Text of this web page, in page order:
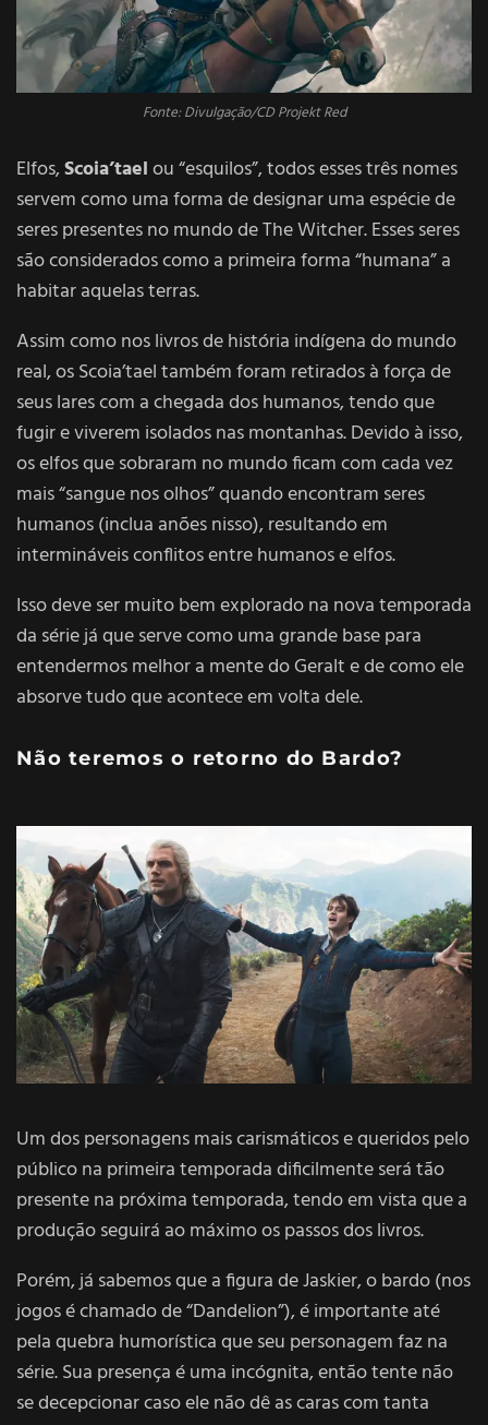
Fonte: Divulgação/CD Projekt Red
Elfos,Scoia’taelou “esquilos”, todos esses três nomes
servem como uma forma de designar uma espécie de
seres presentes no mundo de The Witcher. Esses seres
são considerados como a primeira forma “humana” a
habitar aquelas terras.
Assim como nos livros de história indígena do mundo
real, os Scoia’tael também foram retirados à força de
seus lares com a chegada dos humanos, tendo que
fugir e viverem isolados nas montanhas. Devido à isso,
os elfos que sobraram no mundo ficam com cada vez
mais “sangue nos olhos” quando encontram seres
humanos (inclua anões nisso), resultando em
intermináveis conflitos entre humanos e elfos.
Isso deve ser muito bem explorado na nova temporada
da série já que serve como uma grande base para
entendermos melhor a mente do Geralt e de como ele
absorve tudo que acontece em volta dele.
Não teremos o retorno do Bardo?
Um dos personagens mais carismáticos e queridos pelo
público na primeira temporada dificilmente será tão
presente na próxima temporada, tendo em vista que a
produção seguirá ao máximo os passos dos livros.
Porém, já sabemos que a figura de Jaskier, o bardo (nos
jogos é chamado de “Dandelion”), é importante até
pela quebra humorística que seu personagem faz na
série. Sua presença é uma incógnita, então tente não
se decepcionar caso ele não dê as caras com tanta